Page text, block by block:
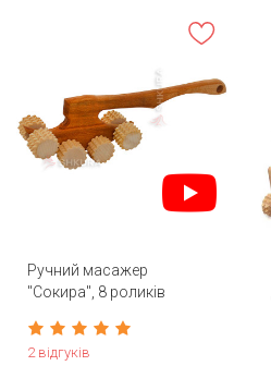
Ручний масажер
"Сокира", 8 роликів
2 відгуків